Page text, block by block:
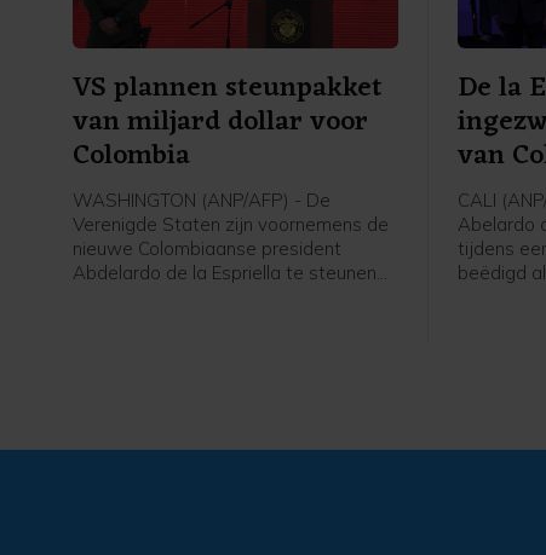
VS plannen steunpakket
van miljard dollar voor
Colombia
WASHINGTON (ANP/AFP) - De
Verenigde Staten zijn voornemens de
nieuwe Colombiaanse president
Abdelardo de la Espriella te steunen
De la
van
CALI
Abelardo
tijdens
beëdigd